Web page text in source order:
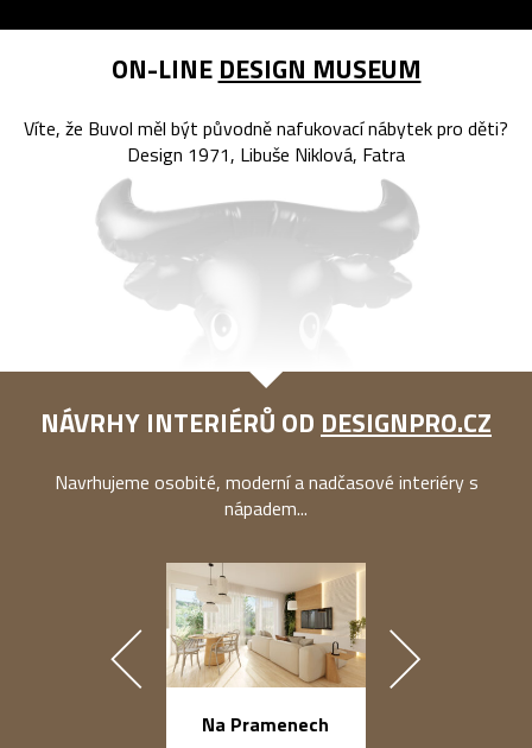
ON-LINE DESIGN MUSEUM
Víte, že Buvol měl být původně nafukovací nábytek pro děti?
Design 1971, Libuše Niklová, Fatra
NÁVRHY INTERIÉRŮ OD DESIGNPRO.CZ
Navrhujeme osobité, moderní a nadčasové interiéry s
nápadem...
Na Pramenech